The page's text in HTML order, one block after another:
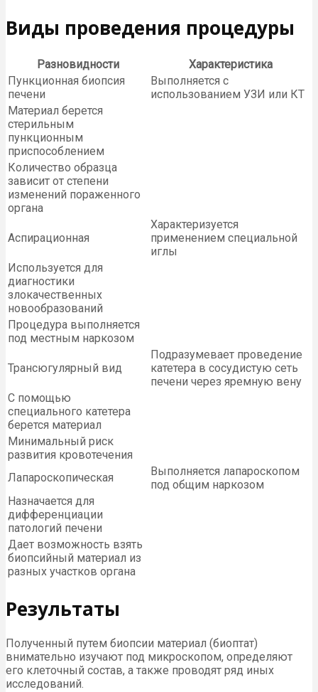
Виды проведения процедуры
Разновидности
Характеристика
Пункционная биопсия
печени
Выполняется с
использованием УЗИ или КТ
Материал берется
стерильным
пункционным
приспособлением
Количество образца
зависит от степени
изменений пораженного
органа
Аспирационная
Характеризуется
применением специальной
иглы
Используется для
диагностики
злокачественных
новообразований
Процедура выполняется
под местным наркозом
Трансюгулярный вид
Подразумевает проведение
катетера в сосудистую сеть
печени через яремную вену
С помощью
специального катетера
берется материал
Минимальный риск
развития кровотечения
Лапароскопическая
Выполняется лапароскопом
под общим наркозом
Назначается для
дифференциации
патологий печени
Дает возможность взять
биопсийный материал из
разных участков органа
Результаты
Полученный путем биопсии материал (биоптат)
внимательно изучают под микроскопом, определяют
его клеточный состав, а также проводят ряд иных
исследований.